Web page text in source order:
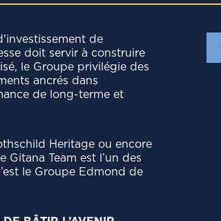
de
doit servir à construire
le Groupe privilégie des
ancrés dans
de long-terme et
Heritage ou encore
Gitana Team est l’un des
le Groupe Edmond de